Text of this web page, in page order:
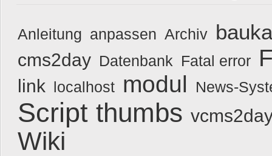
Anleitung anpassen Archiv
cms2day Datenbank Fatal error
link localhost modul News-
Script thumbs
Wiki